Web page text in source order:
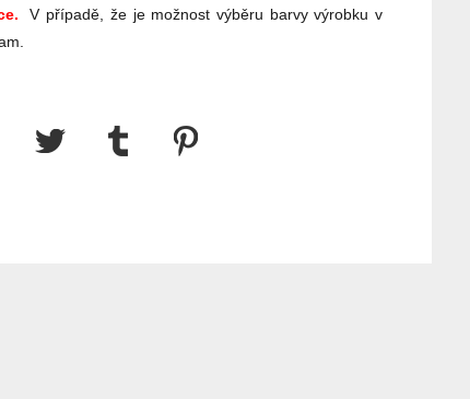
V případě, že je možnost výběru barvy výrobku v